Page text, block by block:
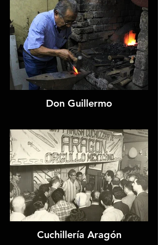
Don Guillermo
Cuchillería Aragón